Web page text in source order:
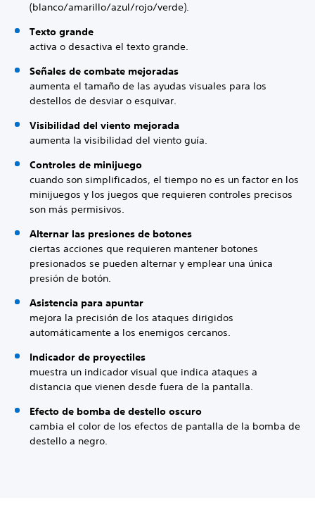
(blanco/amarillo/azul/rojo/verde).
Texto grande
activa o desactiva el texto grande.
Señales de combate mejoradas
aumenta el tamaño de las ayudas visuales para los
destellos de desviar o esquivar.
Visibilidad del viento mejorada
aumenta la visibilidad del viento guía.
Controles de minijuego
cuando son simplificados, el tiempo no es un factor en los
minijuegos y los juegos que requieren controles precisos
son más permisivos.
Alternar las presiones de botones
ciertas acciones que requieren mantener botones
presionados se pueden alternar y emplear una única
presión de botón.
Asistencia para apuntar
mejora la precisión de los ataques dirigidos
automáticamente a los enemigos cercanos.
Indicador de proyectiles
muestra un indicador visual que indica ataques a
distancia que vienen desde fuera de la pantalla.
Efecto de bomba de destello oscuro
cambia el color de los efectos de pantalla de la bomba de
destello a negro.